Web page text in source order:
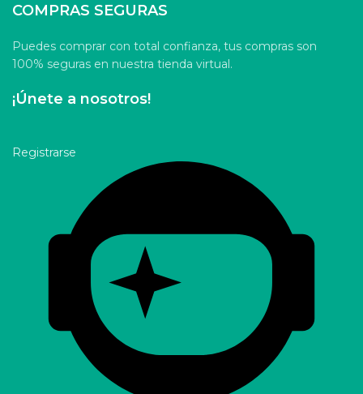
COMPRAS SEGURAS
Puedes comprar con total confianza, tus compras son
100% seguras en nuestra tienda virtual.
¡Únete a nosotros!
Registrarse